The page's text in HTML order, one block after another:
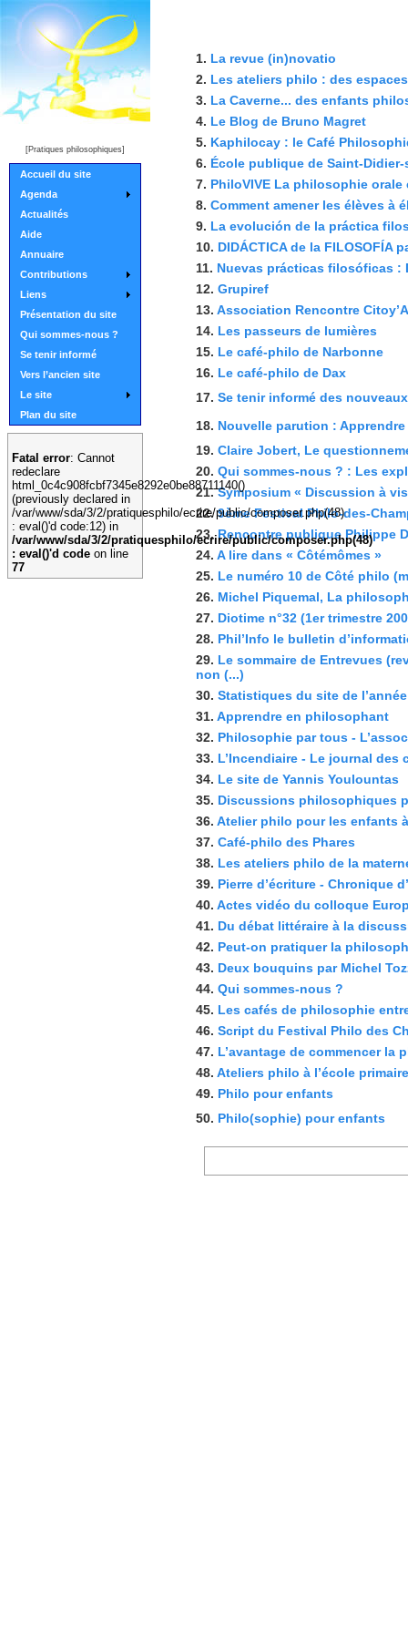
1. La revue (in)novatio
2. Les ateliers philo : des
3. La Caverne... des enfants
4. Le Blog de Bruno Magret
5. Kaphilocay : le Café
6. École publique de Saint-
7. PhiloVIVE La philosophie orale
8. Comment amener les élèves à
9. La evolución de la práctica
10. DIDÁCTICA de la FILOSOFÍA
11. Nuevas prácticas filosóficas :
12. Grupiref
13. Association Rencontre
14. Les passeurs de lumières
15. Le café-philo de Narbonne
16. Le café-philo de Dax
17. Se tenir informé des
18. Nouvelle parution :
19. Claire Jobert, Le
20. Qui sommes-nous ? : Les
21.Symposium « Discussion à
22.9ème Festival Philo-des-
23.Rencontre publique Philippe
24. A lire dans « Côtémômes »
25. Le numéro 10 de Côté philo
26. Michel Piquemal, La
27. Diotime n°32 (1er trimestre
28. Phil’Info le bulletin
29. Le sommaire de Entrevues
non (...)
30. Statistiques du site de
31. Apprendre en philosophant
32. Philosophie par tous -
33. L’Incendiaire - Le journal des
34. Le site de Yannis Youlountas
35. Discussions philosophiques
36. Atelier philo pour les enfants à
37. Café-philo des Phares
38. Les ateliers philo de la
39. Pierre d’écriture - Chronique
40. Actes vidéo du colloque
41. Du débat littéraire à la
42. Peut-on pratiquer la
43. Deux bouquins par Michel
44. Qui sommes-nous ?
45. Les cafés de philosophie
46. Script du Festival Philo des
47. L’avantage de commencer la
48. Ateliers philo à l’école
49. Philo pour enfants
50. Philo(sophie) pour enfants
[Pratiques philosophiques]
Accueil du site
Agenda
Actualités
Aide
Annuaire
Contributions
Liens
Présentation du site
Qui sommes-nous ?
Se tenir informé
Vers l’ancien site
Le site
Plan du site
Fatal error: Cannot
redeclare
html_0c4c908fcbf7345e8292e0be88711140()
(previously declared in
/var/www/sda/3/2/pratiquesphilo/ecrire/public/composer.php(48)
: eval()'d code:12) in
/var/www/sda/3/2/pratiquesphilo/ecrire/public/composer.php(48)
: eval()'d code on line
77